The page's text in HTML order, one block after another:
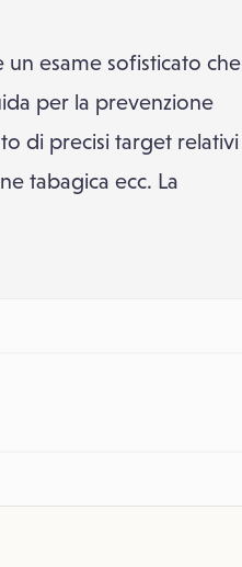
un esame sofisticato che
per la prevenzione
di precisi target relativi
tabagica ecc. La